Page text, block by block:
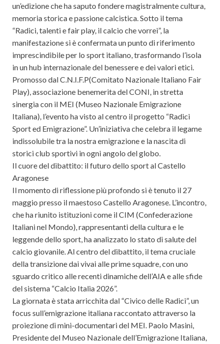
un’edizione che ha saputo fondere magistralmente cultura,
memoria storica e passione calcistica. Sotto il tema
“Radici, talenti e fair play, il calcio che vorrei”, la
manifestazione si è confermata un punto di riferimento
imprescindibile per lo sport italiano, trasformando l’isola
in un hub internazionale del benessere e dei valori etici.
Promosso dal C.N.I.F.P(Comitato Nazionale Italiano Fair
Play), associazione benemerita del CONI, in stretta
sinergia con il MEI (Museo Nazionale Emigrazione
Italiana), l’evento ha visto al centro il progetto “Radici
Sport ed Emigrazione”. Un’iniziativa che celebra il legame
indissolubile tra la nostra emigrazione e la nascita di
storici club sportivi in ogni angolo del globo.
Il cuore del dibattito: il futuro dello sport al Castello
Aragonese
Il momento di riflessione più profondo si è tenuto il 27
maggio presso il maestoso Castello Aragonese. L’incontro,
che ha riunito istituzioni come il CIM (Confederazione
Italiani nel Mondo), rappresentanti della cultura e le
leggende dello sport, ha analizzato lo stato di salute del
calcio giovanile. Al centro del dibattito, il tema cruciale
della transizione dai vivai alle prime squadre, con uno
sguardo critico alle recenti dinamiche dell’AIA e alle sfide
del sistema “Calcio Italia 2026”.
La giornata è stata arricchita dal “Civico delle Radici”, un
focus sull’emigrazione italiana raccontato attraverso la
proiezione di mini-documentari del MEI. Paolo Masini,
Presidente del Museo Nazionale dell’Emigrazione Italiana,